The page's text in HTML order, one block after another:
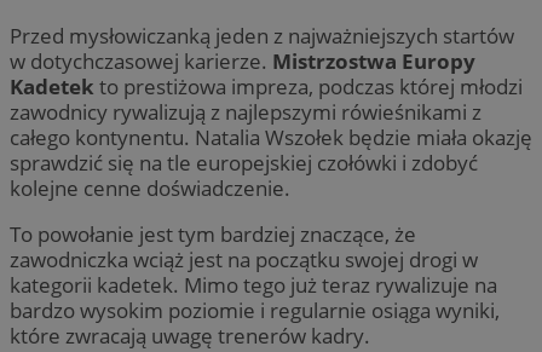
Przed mysłowiczanką jeden z najważniejszych startów
w dotychczasowej karierze. Mistrzostwa Europy
Kadetek to prestiżowa impreza, podczas której młodzi
zawodnicy rywalizują z najlepszymi rówieśnikami z
całego kontynentu. Natalia Wszołek będzie miała okazję
sprawdzić się na tle europejskiej czołówki i zdobyć
kolejne cenne doświadczenie.
To powołanie jest tym bardziej znaczące, że
zawodniczka wciąż jest na początku swojej drogi w
kategorii kadetek. Mimo tego już teraz rywalizuje na
bardzo wysokim poziomie i regularnie osiąga wyniki,
które zwracają uwagę trenerów kadry.